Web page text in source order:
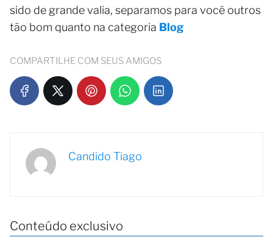
sido de grande valia, separamos para você outros
tão bom quanto na categoria Blog
COMPARTILHE COM SEUS AMIGOS
Candido Tiago
Conteúdo exclusivo